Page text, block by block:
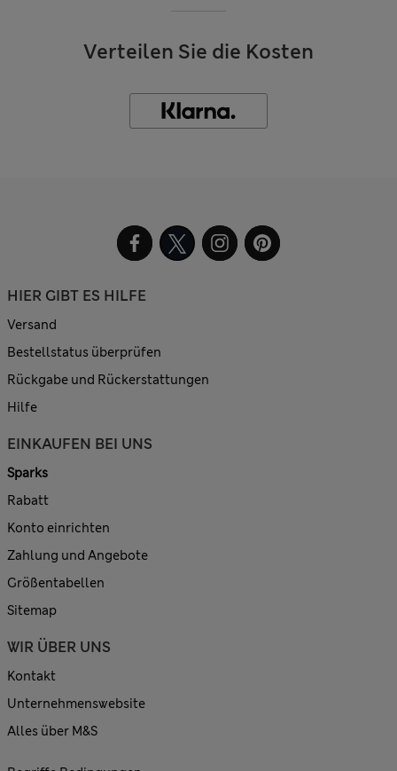
Verteilen Sie die Kosten
HIER GIBT ES HILFE
Versand
Bestellstatus überprüfen
Rückgabe und Rückerstattungen
Hilfe
EINKAUFEN BEI UNS
Sparks
Rabatt
Konto einrichten
Zahlung und Angebote
Größentabellen
Sitemap
WIR ÜBER UNS
Kontakt
Unternehmenswebsite
Alles über M&S